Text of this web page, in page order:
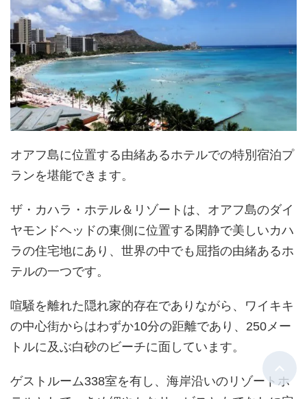
オアフ島に位置する由緒あるホテルでの特別宿泊プ
ランを堪能できます。
ザ・カハラ・ホテル＆リゾートは、オアフ島のダイ
ヤモンドヘッドの東側に位置する閑静で美しいカハ
ラの住宅地にあり、世界の中でも屈指の由緒あるホ
テルの一つです。
喧騒を離れた隠れ家的存在でありながら、ワイキキ
の中心街からはわずか10分の距離であり、250メー
トルに及ぶ白砂のビーチに面しています。
ゲストルーム338室を有し、海岸沿いのリゾートホ